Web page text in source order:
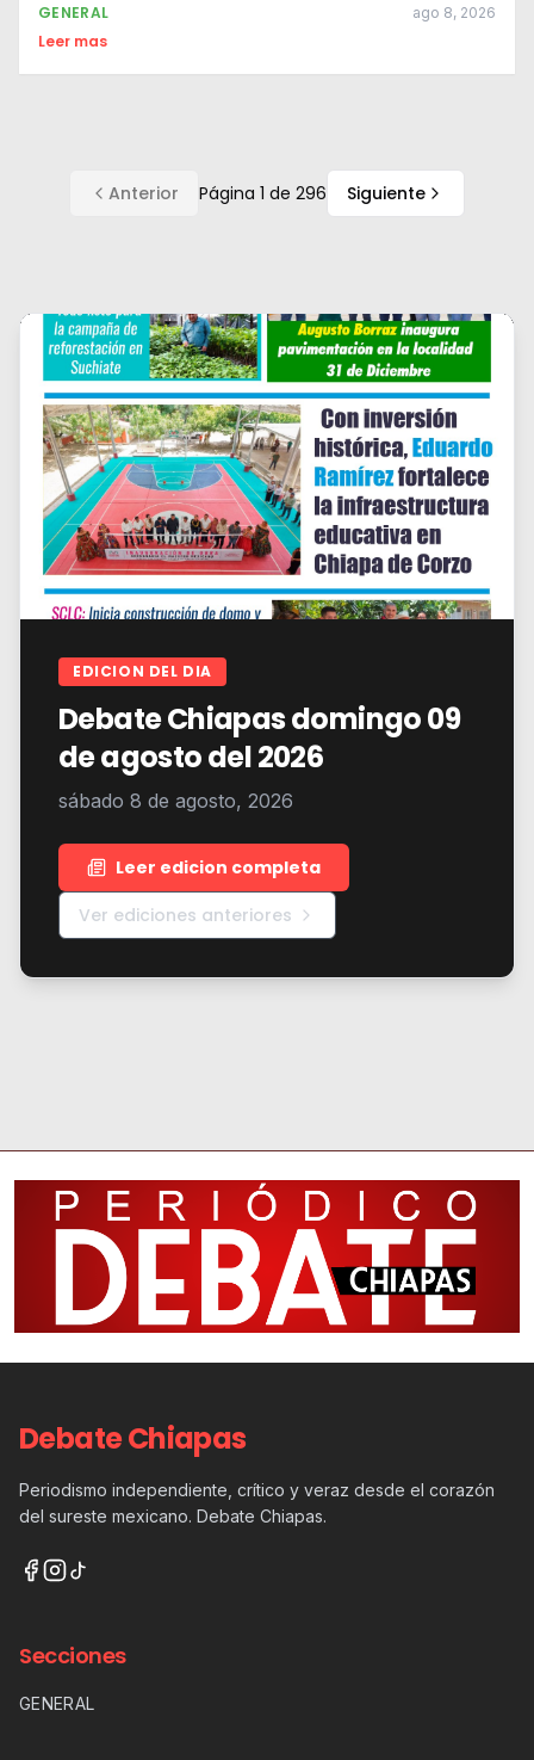
GENERAL ago 8, 2026
Leer mas
Anterior Página 1 de 296 Siguiente
EDICION DEL DIA
Debate Chiapas domingo 09
de agosto del 2026
sábado 8 de agosto, 2026
Leer edicion completa
Ver ediciones anteriores
Debate Chiapas
Periodismo independiente, crítico y veraz desde el corazón
del sureste mexicano. Debate Chiapas.
Secciones
GENERAL